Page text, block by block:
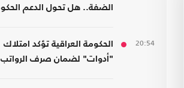
الضفة.. هل تحول الدعم
20:54
الحكومة العراقية تؤكد امتلاك
"أدوات" لضمان صرف